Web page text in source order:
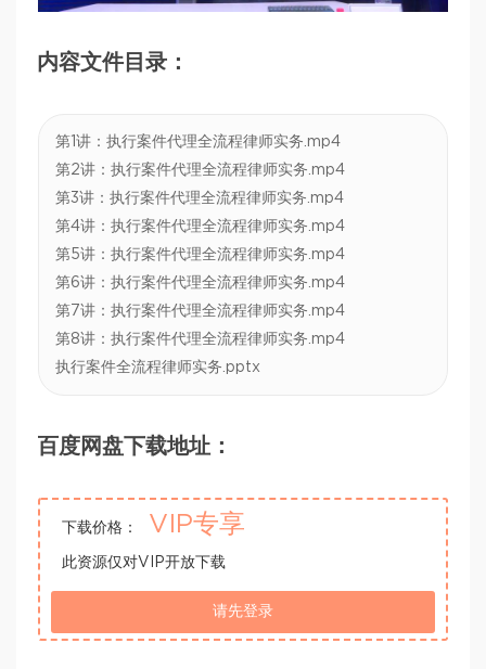
内容文件目录：
第1讲：执行案件代理全流程律师实务.mp4
第2讲：执行案件代理全流程律师实务.mp4
第3讲：执行案件代理全流程律师实务.mp4
第4讲：执行案件代理全流程律师实务.mp4
第5讲：执行案件代理全流程律师实务.mp4
第6讲：执行案件代理全流程律师实务.mp4
第7讲：执行案件代理全流程律师实务.mp4
第8讲：执行案件代理全流程律师实务.mp4
执行案件全流程律师实务.pptx
百度网盘下载地址：
下载价格： VIP专享
此资源仅对VIP开放下载
请先登录